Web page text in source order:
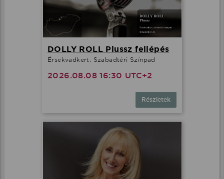
DOLLY ROLL Plussz fellépés
Érsekvadkert, Szabadtéri Színpad
2026.08.08 16:30 UTC+2
Részletek